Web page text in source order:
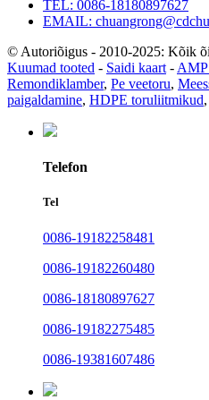
TEL: 0086-18180897627
EMAIL:
© Autoriõigus - 2010-2025: Kõik
Kuumad tooted - Saidi kaart -
Remondiklamber, Pe veetoru,
paigaldamine, HDPE toruliitmikud,
Telefon
Tel
0086-19182258481
0086-19182260480
0086-18180897627
0086-19182275485
0086-19381607486